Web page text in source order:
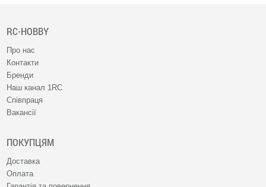
RC-HOBBY
Про нас
Контакти
Бренди
Наш канал 1RC
Співпраця
Вакансії
ПОКУПЦЯМ
Доставка
Оплата